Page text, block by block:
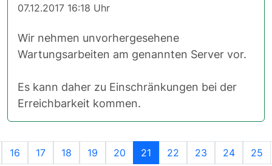
07.12.2017 16:18 Uhr
Wir nehmen unvorhergesehene
Wartungsarbeiten am genannten Server vor.
Es kann daher zu Einschränkungen bei der
Erreichbarkeit kommen.
16 17 18 19 20 21 22 23 24 25